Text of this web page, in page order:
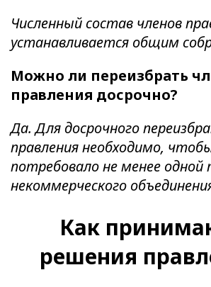
Численный состав членов
устанавливается общим
Можно ли переизбрать
правления досрочно?
Да. Для досрочного
правления необходимо,
потребовало не менее
некоммерческого
Как
решения